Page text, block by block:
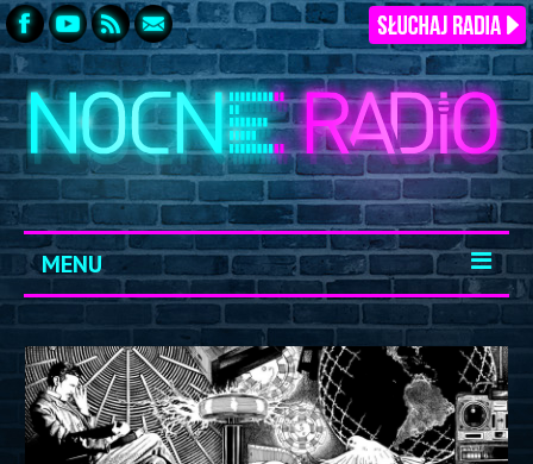
MENU
START
ARCHIWUM
KONTAKT